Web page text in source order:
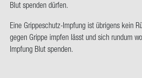
Blut spen­den dür­fen.
Eine Grippeschutz-​​Imp­fung ist üb­ri­gens kein
gegen Grip­pe imp­fen lässt und sich rund­um
Imp­fung Blut spen­den.